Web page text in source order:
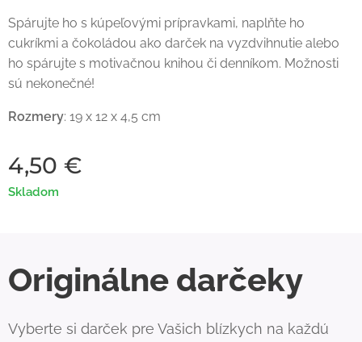
Spárujte ho s kúpeľovými prípravkami, naplňte ho
cukríkmi a čokoládou ako darček na vyzdvihnutie alebo
ho spárujte s motivačnou knihou či denníkom. Možnosti
sú nekonečné!
Rozmery: 19 x 12 x 4,5 cm
4,50 €
Skladom
Originálne darčeky
Vyberte si darček pre Vašich blízkych na každú